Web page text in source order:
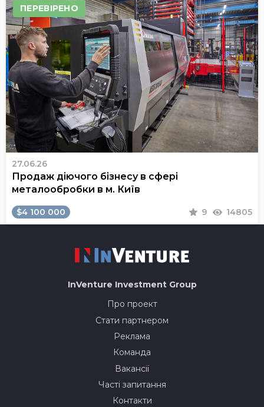
ПЕРЕВІРЕНО
27.06.26
Продаж діючого бізнесу в сфері
металообробки в м. Київ
$4 100 000 9 14805
InVenture Investment Group
Про проект
Стати партнером
Реклама
Команда
Вакансії
Часті запитання
Контакти